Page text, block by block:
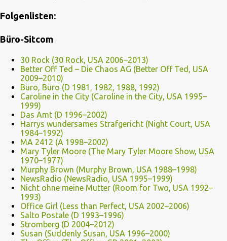
Folgenlisten:
Büro-Sitcom
30 Rock (30 Rock, USA 2006–2013)
Better Off Ted – Die Chaos AG (Better Off Ted, USA
2009–2010)
Büro, Büro (D 1981, 1982, 1988, 1992)
Caroline in the City (Caroline in the City, USA 1995–
1999)
Das Amt (D 1996–2002)
Harrys wundersames Strafgericht (Night Court, USA
1984–1992)
MA 2412 (A 1998–2002)
Mary Tyler Moore (The Mary Tyler Moore Show, USA
1970–1977)
Murphy Brown (Murphy Brown, USA 1988–1998)
NewsRadio (NewsRadio, USA 1995–1999)
Nicht ohne meine Mutter (Room for Two, USA 1992–
1993)
Office Girl (Less than Perfect, USA 2002–2006)
Salto Postale (D 1993–1996)
Stromberg (D 2004–2012)
Susan (Suddenly Susan, USA 1996–2000)